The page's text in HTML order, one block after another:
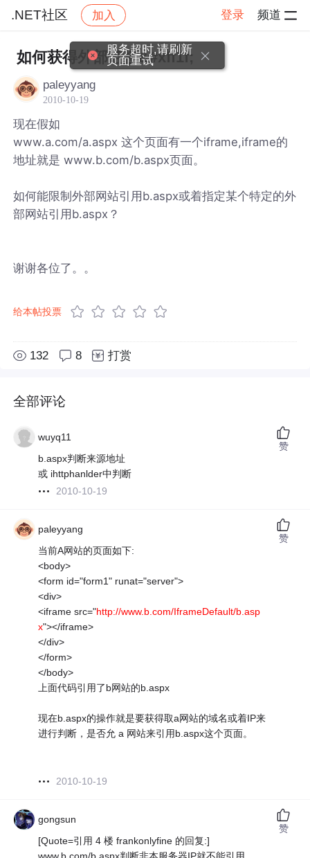
.NET社区 加入 登录 频道
社区 .NET社区 帖子详情
如何获得外部链接&#xff1f;
paleyyang
2010-10-19
现在假如
www.a.com/a.aspx 这个页面有一个iframe,iframe的
地址就是 www.b.com/b.aspx页面。
如何能限制外部网站引用b.aspx或着指定某个特定的外
部网站引用b.aspx？
谢谢各位了。。
给本帖投票
132 8 打赏
全部评论
wuyq11
b.aspx判断来源地址
或 ihttphanlder中判断
2010-10-19
赞
paleyyang
当前A网站的页面如下:
<body>
<form id="form1" runat="server">
<div>
<iframe src="http://www.b.com/IframeDefault/b.asp
x"></iframe>
</div>
</form>
</body>
上面代码引用了b网站的b.aspx
现在b.aspx的操作就是要获得取a网站的域名或着IP来
进行判断，是否允 a 网站来引用b.aspx这个页面。
2010-10-19
赞
gongsun
[Quote=引用 4 楼 frankonlyfine 的回复:]
赞
服务超时,请刷新
页面重试